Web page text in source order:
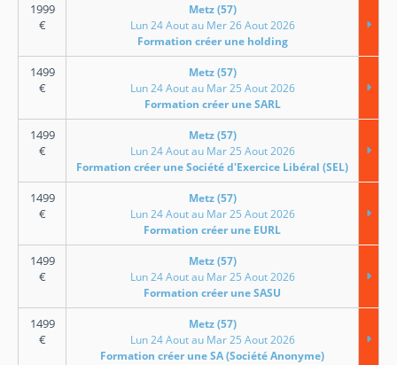
1999
€
Metz (57)
Lun 24 Aout au Mer 26 Aout 2026
Formation créer une holding
1499
€
Metz (57)
Lun 24 Aout au Mar 25 Aout 2026
Formation créer une SARL
1499
€
Metz (57)
Lun 24 Aout au Mar 25 Aout 2026
Formation créer une Société d'Exercice Libéral (SEL)
1499
€
Metz (57)
Lun 24 Aout au Mar 25 Aout 2026
Formation créer une EURL
1499
€
Metz (57)
Lun 24 Aout au Mar 25 Aout 2026
Formation créer une SASU
1499
€
Metz (57)
Lun 24 Aout au Mar 25 Aout 2026
Formation créer une SA (Société Anonyme)